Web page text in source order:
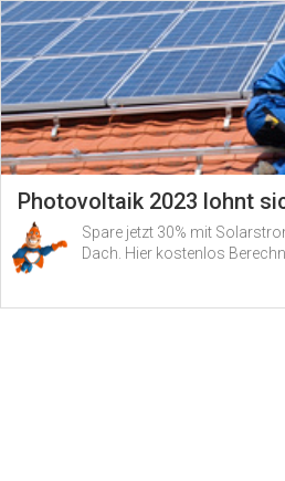
Photovoltaik 2023 lohnt
Spare jetzt 30% mit
Dach. Hier kostenlos